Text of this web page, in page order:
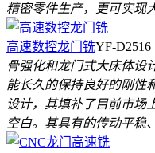
精密零件生产，更可实现
高速数控龙门铣YF-D2516
骨强化和龙门式大床体设
能长久的保持良好的刚性
设计，其填补了目前市场
空白。其具有的传动平稳